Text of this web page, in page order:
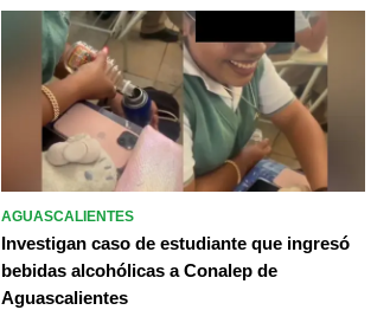
AGUASCALIENTES
Investigan caso de estudiante que ingresó
bebidas alcohólicas a Conalep de
Aguascalientes